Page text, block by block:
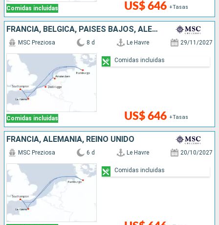
Comidas incluidas US$ 646 +Tasas
FRANCIA, BÉLGICA, PAISES BAJOS, ALEMANIA, REINO UNIDO
Comidas incluidas
MSC Preziosa 8 d Le Havre 29/11/2027
US$ 646 +Tasas
Comidas incluidas
FRANCIA, ALEMANIA, REINO UNIDO
MSC Preziosa 6 d Le Havre 20/10/2027
Comidas incluidas